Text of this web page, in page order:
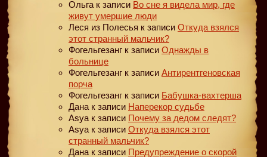
Ольга к записи Во сне я видела мир, где
живут умершие люди
Леся из Полесья к записи Откуда взялся
этот странный мальчик?
Фогельгезанг к записи Однажды в
больнице
Фогельгезанг к записи Антирентгеновская
порча
Фогельгезанг к записи Бабушка-вахтерша
Дана к записи Наперекор судьбе
Asya к записи Почему за дедом следят?
Asya к записи Откуда взялся этот
странный мальчик?
Дана к записи Предупреждение о скорой